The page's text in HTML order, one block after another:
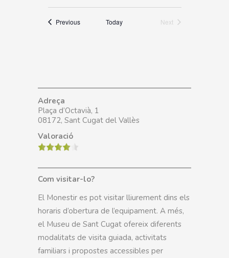
PreviousEsdeveniments
Today
Next
Adreça
Plaça d’Octavià, 1
08172, Sant Cugat del Vallès
Valoració
Com visitar-lo?
El Monestir es pot visitar lliurement dins els
horaris d’obertura de l’equipament. A més,
el Museu de Sant Cugat ofereix diferents
modalitats de visita guiada, activitats
familiars i propostes accessibles per